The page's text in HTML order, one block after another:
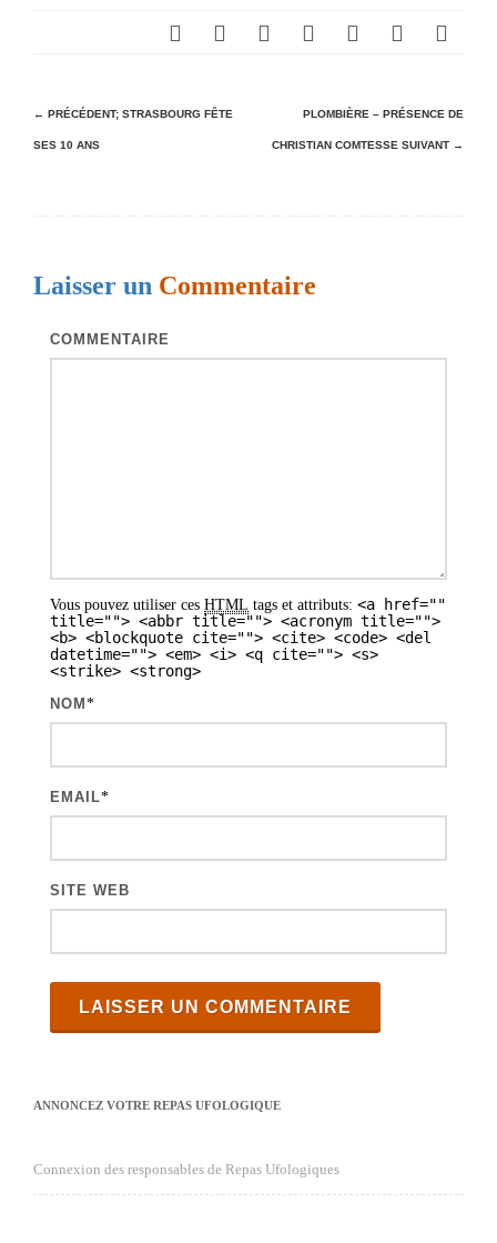
N
a
a
← PRÉCÉDENT; STRASBOURG FÊTE
SES 10 ANS
PLOMBIÈRE – PRÉSENCE DE
CHRISTIAN COMTESSE SUIVANT →
Laisser un Commentaire
COMMENTAIRE
Vous pouvez utiliser ces HTML tags et attributs: <a href=""
title=""> <abbr title=""> <acronym title="">
<b> <blockquote cite=""> <cite> <code> <del
datetime=""> <em> <i> <q cite=""> <s>
<strike> <strong>
NOM *
EMAIL*
SITE WEB
ANNONCEZ VOTRE REPAS UFOLOGIQUE
Connexion des responsables de Repas Ufologiques